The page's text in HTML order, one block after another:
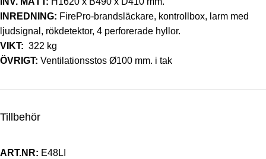
INREDNING: FirePro-brandsläckare, kontrollbox, larm med
ljudsignal, rökdetektor, 4 perforerade hyllor.
VIKT: 322 kg
ÖVRIGT: Ventilationsstos Ø100 mm. i tak
Tillbehör
ART.NR: E48LI